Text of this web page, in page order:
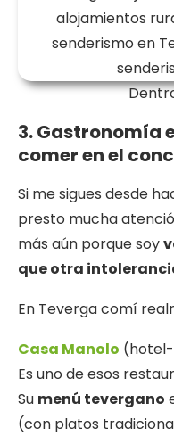
3. Gastronomía
comer en el
Si me sigues desde
presto mucha
más aún porque soy
que otra
En Teverga comí
Casa Manolo
Es uno de esos
Su menú tevergano
(con platos